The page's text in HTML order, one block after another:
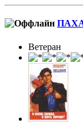
Ветеран